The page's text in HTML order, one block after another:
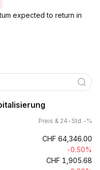
expected to return in
Preis & 24-Std.-%
CHF 64,346.00
-0.50%
CHF 1,905.68